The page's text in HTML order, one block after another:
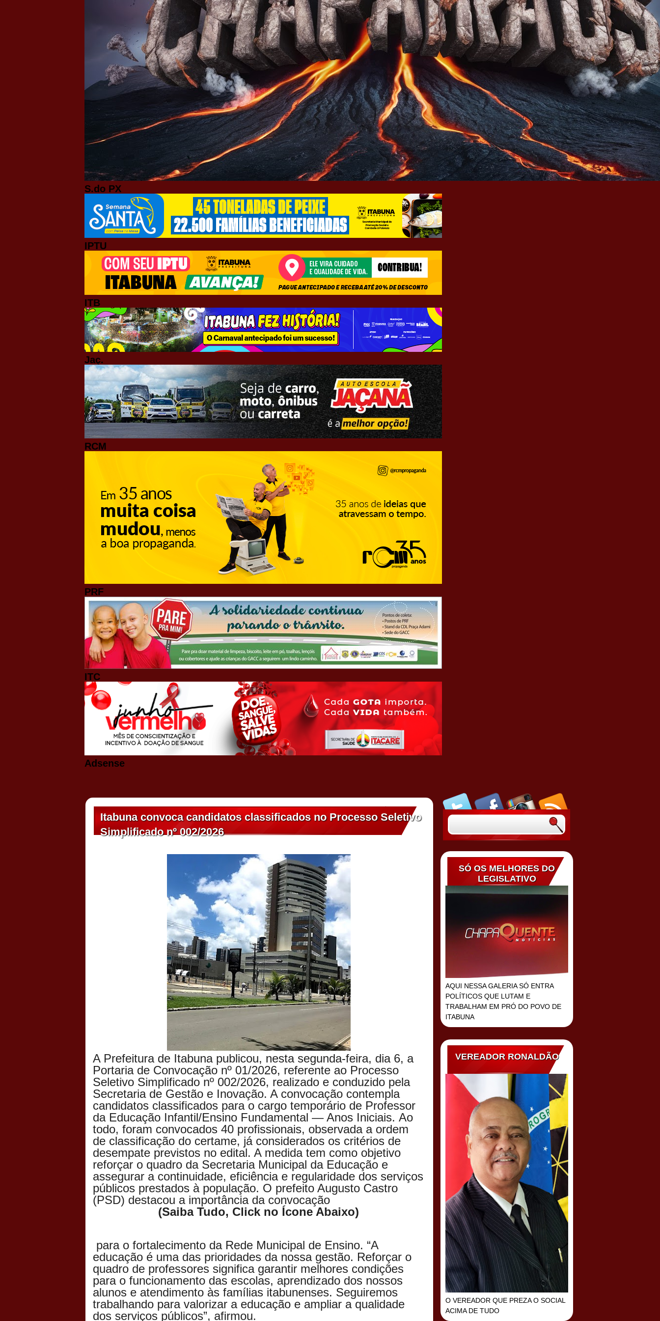
S.do PX
IPTU
ITB
Jaç.
RCM
PRF
ITC
Adsense
Itabuna convoca candidatos classificados no Processo Seletivo
Simplificado nº 002/2026
A Prefeitura de Itabuna publicou, nesta segunda-feira, dia 6, a
Portaria de Convocação nº 01/2026, referente ao Processo
Seletivo Simplificado nº 002/2026, realizado e conduzido pela
Secretaria de Gestão e Inovação. A convocação contempla
candidatos classificados para o cargo temporário de Professor
da Educação Infantil/Ensino Fundamental — Anos Iniciais. Ao
todo, foram convocados 40 profissionais, observada a ordem
de classificação do certame, já considerados os critérios de
desempate previstos no edital. A medida tem como objetivo
reforçar o quadro da Secretaria Municipal da Educação e
assegurar a continuidade, eficiência e regularidade dos serviços
públicos prestados à população. O prefeito Augusto Castro
(PSD) destacou a importância da convocação
(Saiba Tudo, Click no Ícone Abaixo)
para o fortalecimento da Rede Municipal de Ensino. “A
educação é uma das prioridades da nossa gestão. Reforçar o
quadro de professores significa garantir melhores condições
para o funcionamento das escolas, aprendizado dos nossos
alunos e atendimento às famílias itabunenses. Seguiremos
trabalhando para valorizar a educação e ampliar a qualidade
dos serviços públicos”, afirmou.
SÓ OS MELHORES DO
LEGISLATIVO
AQUI NESSA GALERIA SÓ ENTRA
POLÍTICOS QUE LUTAM E
TRABALHAM EM PRÓ DO POVO DE
ITABUNA
VEREADOR RONALDÃO
O VEREADOR QUE PREZA O SOCIAL
ACIMA DE TUDO